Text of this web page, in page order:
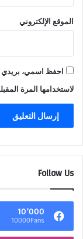
الموقع الإلكتروني
احفظ اسمي، بريدي
لاستخدامها المرة
Follow Us
10٬000
10000Fans